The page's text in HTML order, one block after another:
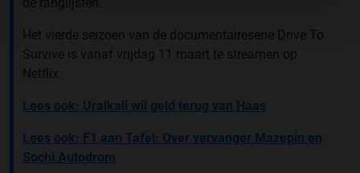
Het vierde seizoen van de documentaireserie Drive To
Survive is vanaf vrijdag 11 maart te streamen op
Netflix.
Lees ook: Uralkali wil geld terug van Haas
Lees ook: F1 aan Tafel: Over vervanger Mazepin en
Sochi Autodrom